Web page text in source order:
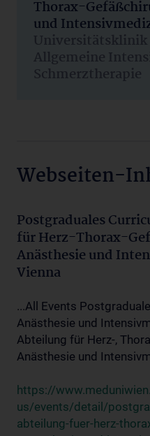
Thorax-
und
Universitätsklinik
Allgemeine
Schmerztherapie
Webseiten-
Postgraduales
für Herz-Thorax-
Anästhesie und
Vienna
...All Events
Anästhesie und
Abteilung für Herz-,
Anästhesie und
https://
us/events/detail/
abteilung-fuer-herz-